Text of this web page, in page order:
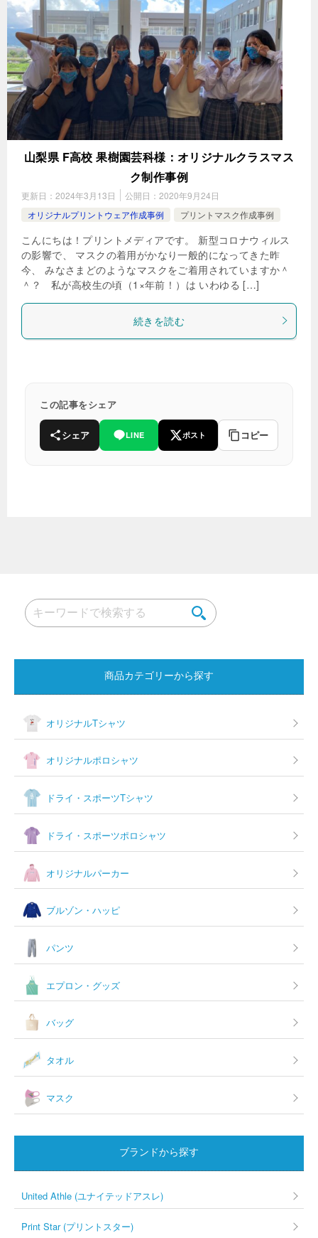
山梨県 F高校 果樹園芸科様：オリジナルクラスマス
ク制作事例
更新日： 2024年3月13日 公開日： 2020年9月24日
オリジナルプリントウェア作成事例
プリントマスク作成事例
こんにちは！プリントメディアです。 新型コロナウィルス
の影響で、 マスクの着用がかなり一般的になってきた昨
今、 みなさまどのようなマスクをご着用されていますか＾
＾？ 私が高校生の頃（1×年前！）は いわゆる […]
続きを読む
この記事をシェア
シェア LINE ポスト コピー
商品カテゴリーから探す
オリジナルTシャツ
オリジナルポロシャツ
ドライ・スポーツTシャツ
ドライ・スポーツポロシャツ
オリジナルパーカー
ブルゾン・ハッピ
パンツ
エプロン・グッズ
バッグ
タオル
マスク
ブランドから探す
United Athle (ユナイテッドアスレ)
Print Star (プリントスター)